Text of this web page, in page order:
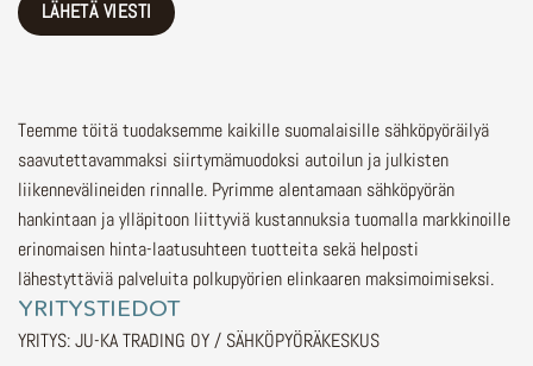
Teemme töitä tuodaksemme kaikille suomalaisille sähköpyöräilyä
saavutettavammaksi siirtymämuodoksi autoilun ja julkisten
liikennevälineiden rinnalle. Pyrimme alentamaan sähköpyörän
hankintaan ja ylläpitoon liittyviä kustannuksia tuomalla markkinoille
erinomaisen hinta-laatusuhteen tuotteita sekä helposti
lähestyttäviä palveluita polkupyörien elinkaaren maksimoimiseksi.
YRITYSTIEDOT
YRITYS: JU-KA TRADING OY / SÄHKÖPYÖRÄKESKUS